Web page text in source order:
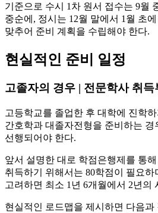
기준으로 수시 1차 원서 접수는 9월
중순에, 정시는 12월 말에서 1월 초
맞추어 준비 계획을 수립해야 한다.
현실적인 준비 일정
고졸자의 경우 | 전문학사 취득
고등학교를 졸업한 후 대학에 진학
간호학과 대졸자전형을 준비하는 경
선행되어야 한다.
앞서 설명한 대로 학점은행제를 통
취득하기 위해서는 80학점이 필요하
고려하면 최소 1년 6개월에서 2년의
현실적인 로드맵을 제시하면 다음과